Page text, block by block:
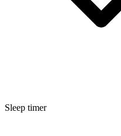
Sleep timer